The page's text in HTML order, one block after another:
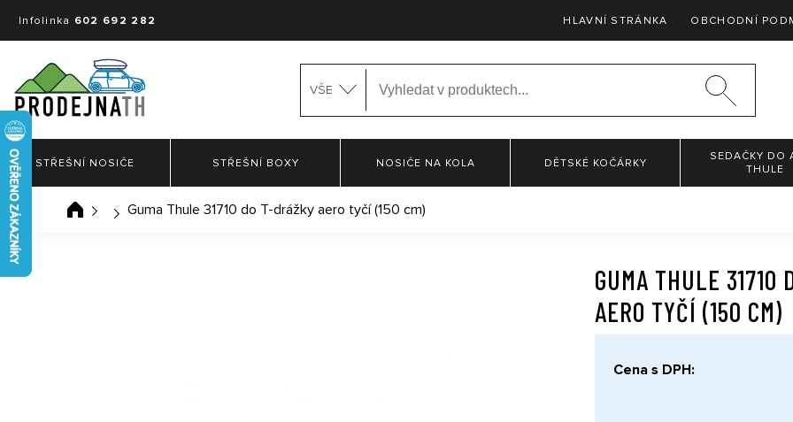
Infolinka 602 692 282 HLAVNÍ STRÁNKA OBCHODNÍ
VŠE
STŘEŠNÍ NOSIČE STŘEŠNÍ BOXY NOSIČE NA KOLA DĚTSKÉ KOČÁRKY
SEDAČKY DO
THULE
Guma Thule 31710 do T-drážky aero tyčí (150 cm)
GUMA THULE 31710
AERO TYČÍ (150 CM)
Cena s DPH: